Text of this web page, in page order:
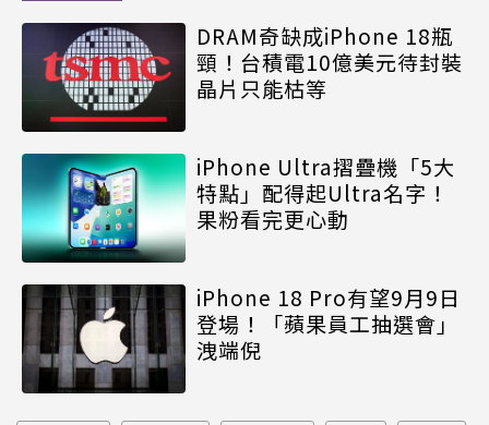
DRAM奇缺成iPhone 18瓶
頸！台積電10億美元待封裝
晶片只能枯等
iPhone Ultra摺疊機「5大
特點」配得起Ultra名字！
果粉看完更心動
iPhone 18 Pro有望9月9日
登場！「蘋果員工抽選會」
洩端倪